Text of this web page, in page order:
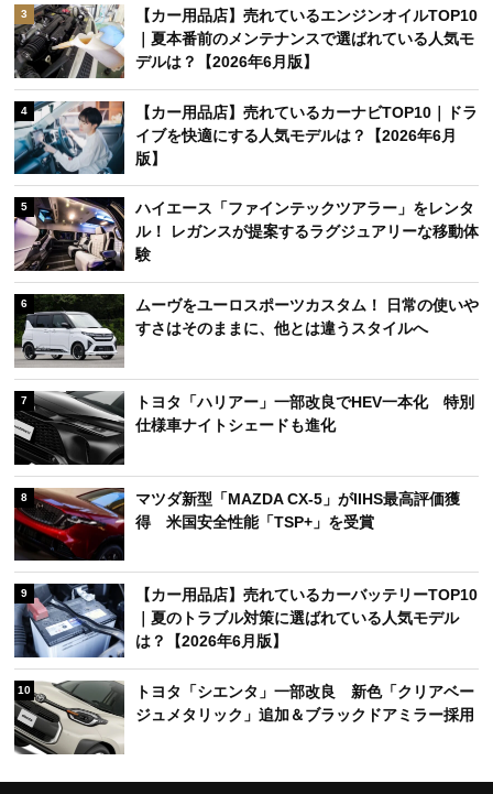
3
【カー用品店】売れているエンジンオイルTOP10
｜夏本番前のメンテナンスで選ばれている人気モ
デルは？【2026年6月版】
4
【カー用品店】売れているカーナビTOP10｜ドラ
イブを快適にする人気モデルは？【2026年6月
版】
5
ハイエース「ファインテックツアラー」をレンタ
ル！ レガンスが提案するラグジュアリーな移動体
験
6
ムーヴをユーロスポーツカスタム！ 日常の使いや
すさはそのままに、他とは違うスタイルへ
7
トヨタ「ハリアー」一部改良でHEV一本化 特別
仕様車ナイトシェードも進化
8
マツダ新型「MAZDA CX-5」がIIHS最高評価獲
得 米国安全性能「TSP+」を受賞
9
【カー用品店】売れているカーバッテリーTOP10
｜夏のトラブル対策に選ばれている人気モデル
は？【2026年6月版】
10
トヨタ「シエンタ」一部改良 新色「クリアベー
ジュメタリック」追加＆ブラックドアミラー採用